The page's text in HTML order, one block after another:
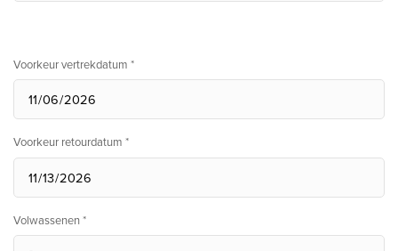
Voorkeur vertrekdatum *
Voorkeur retourdatum *
Volwassenen *